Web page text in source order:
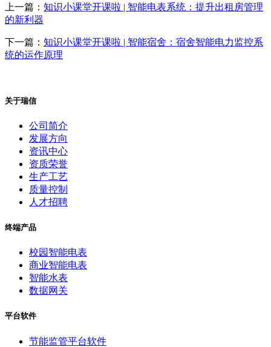
上一篇： 知识小课堂开课啦 | 智能电表系统：提升出租房管理
的新利器
下一篇： 知识小课堂开课啦 | 智能宿舍：宿舍智能电力监控系
统的运作原理
关于瑞信
公司简介
发展方向
资讯中心
资质荣誉
生产工艺
质量控制
人才招聘
终端产品
校园智能电表
商业智能电表
智能水表
数据网关
平台软件
节能监管平台软件